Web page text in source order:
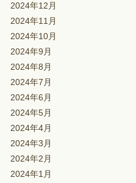
2024年12月
2024年11月
2024年10月
2024年9月
2024年8月
2024年7月
2024年6月
2024年5月
2024年4月
2024年3月
2024年2月
2024年1月